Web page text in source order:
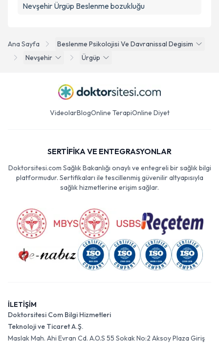
Ana Sayfa
Beslenme Psikolojisi Ve Davranissal Degisim
Nevşehir
Ürgüp
Nevşehir Ürgüp Beslenme bozukluğu
VideolarBlogOnline TerapiOnline Diyet
SERTİFİKA VE ENTEGRASYONLAR
Doktorsitesi.com Sağlık Bakanlığı onaylı ve entegreli bir sağlık bilgi
platformudur. Sertifikaları ile tescillenmiş güvenilir altyapısıyla
sağlık hizmetlerine erişim sağlar.
İLETİŞİM
Doktorsitesi Com Bilgi Hizmetleri
Teknoloji ve Ticaret A.Ş.
Maslak Mah. Ahi Evran Cd. A.O.S 55 Sokak No:2 Aksoy Plaza Giriş